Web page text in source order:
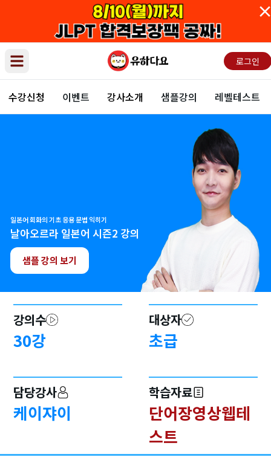
Open main menu 로그인
수강신청 이벤트 강사소개 샘플강의 레벨테스트
일본어 회화의 기초 응용 문법 익히기
날아오르라 일본어 시즌2 강의
샘플 강의 보기
강의수
30강
대상자
초급
담당강사
케이쟈이
학습자료
단어장영상웹테
스트